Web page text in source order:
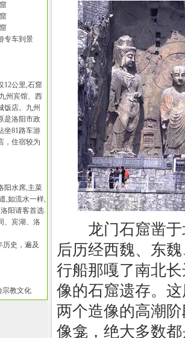
专车到景
12公里,石窟
州宾馆、西
饭店。九州
是洛阳市政
坐81路车游
，住宿较为
阳水席,主菜
,如流水一样,
阳请客首选.
、宾湖、洛
历史，遍及
宗教文化
龙门石窟凿于
后历经西魏、东
行船那嘎了南北
像的石窟遗存。
两个造像的高潮
像龛，绝大多数